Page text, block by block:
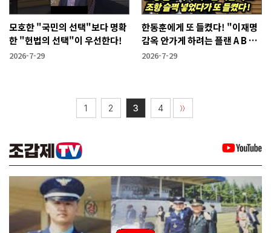
모호한 "국민의 선택"보다 명확
한 "헌법의 선택"이 우선한다!
2026-7-29
한동훈에게 또 들켰다! "이재명
감옥 안가게 하려는 플랜 A B C
가 있다"
2026-7-29
1 2 3 4 〉〉